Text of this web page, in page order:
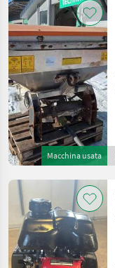
Macchina usata